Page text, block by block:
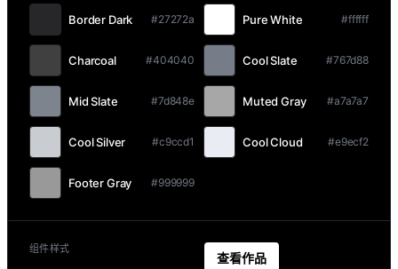
Border Dark #27272a Pure White #ffffff
Charcoal #404040 Cool Slate #767d88
Mid Slate #7d848e Muted Gray #a7a7a7
Cool Silver #c9ccd1 Cool Cloud #e9ecf2
Footer Gray #999999
组件样式
查看作品